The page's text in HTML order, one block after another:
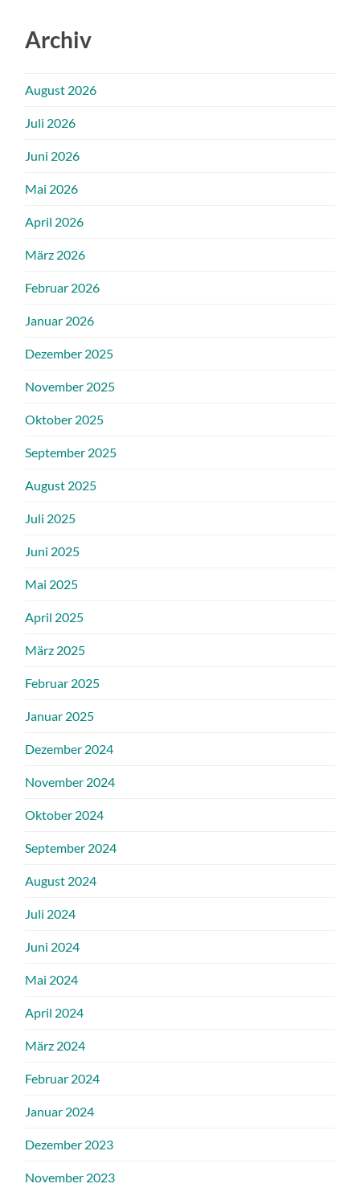
Archiv
August 2026
Juli 2026
Juni 2026
Mai 2026
April 2026
März 2026
Februar 2026
Januar 2026
Dezember 2025
November 2025
Oktober 2025
September 2025
August 2025
Juli 2025
Juni 2025
Mai 2025
April 2025
März 2025
Februar 2025
Januar 2025
Dezember 2024
November 2024
Oktober 2024
September 2024
August 2024
Juli 2024
Juni 2024
Mai 2024
April 2024
März 2024
Februar 2024
Januar 2024
Dezember 2023
November 2023